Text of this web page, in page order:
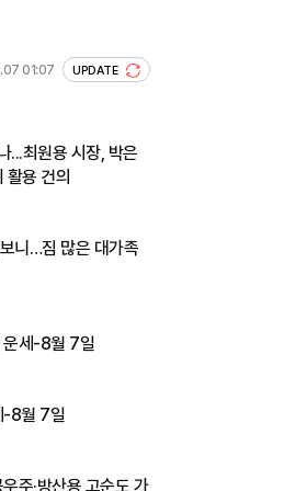
01:07 UPDATE
...최원용 시장, 박은
활용 건의
니…짐 많은 대가족
운세-8월 7일
-8월 7일
주·방산용 고순도 가